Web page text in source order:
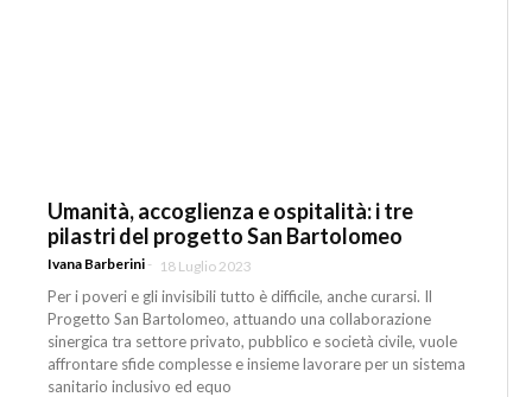
Umanità, accoglienza e ospitalità: i tre
pilastri del progetto San Bartolomeo
Ivana Barberini - 18 Luglio 2023
Per i poveri e gli invisibili tutto è difficile, anche curarsi. Il
Progetto San Bartolomeo, attuando una collaborazione
sinergica tra settore privato, pubblico e società civile, vuole
affrontare sfide complesse e insieme lavorare per un sistema
sanitario inclusivo ed equo